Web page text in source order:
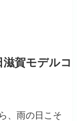
賀モデルコ
、雨の日こそ